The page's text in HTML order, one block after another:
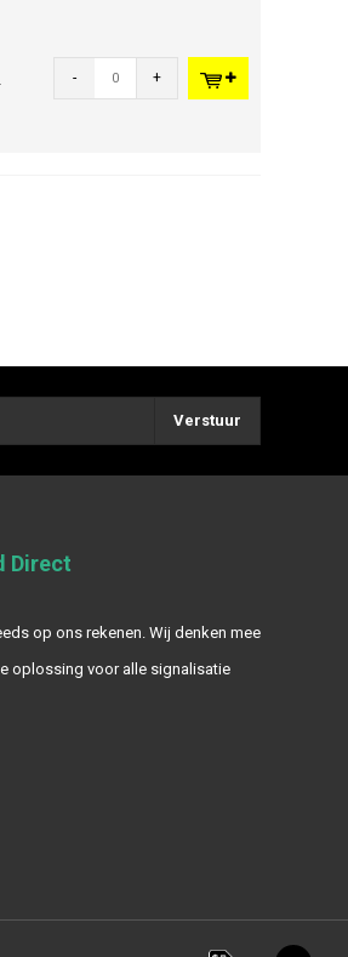
- +
Verstuur
Direct
op ons rekenen. Wij denken mee
oplossing voor alle signalisatie